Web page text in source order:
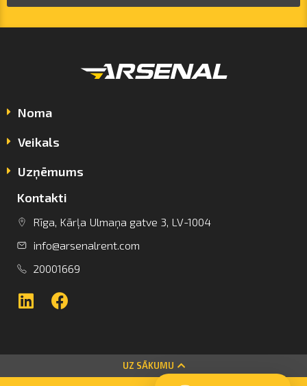
info@arsenalrent.com
+37120001669
Noma
Veikals
Uzņēmums
Kontakti
Rīga, Kārļa Ulmaņa gatve 3, LV-1004
info@arsenalrent.com
20001669
UZ SĀKUMU